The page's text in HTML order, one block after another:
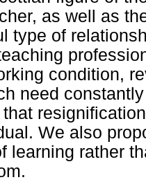
as well as
type of
condition,
need
We also
learning rather